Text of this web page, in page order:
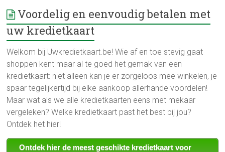
Voordelig en eenvoudig betalen met
uw kredietkaart
Welkom bij Uwkredietkaart.be! Wie af en toe stevig gaat
shoppen kent maar al te goed het gemak van een
kredietkaart: niet alleen kan je er zorgeloos mee winkelen, je
spaar tegelijkertijd bij elke aankoop allerhande voordelen!
Maar wat als we alle kredietkaarten eens met mekaar
vergeleken? Welke kredietkaart past het best bij jou?
Ontdek het hier!
Ontdek hier de meest geschikte kredietkaart voor